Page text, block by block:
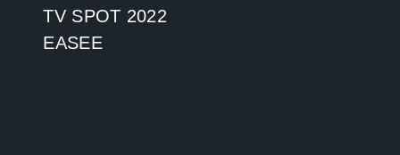
TV SPOT 2022
EASEE